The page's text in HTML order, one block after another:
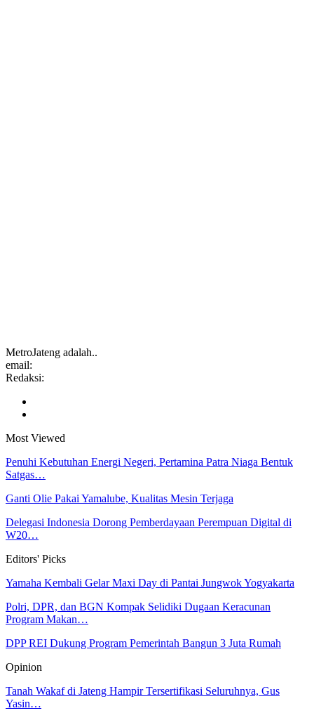
MetroJateng adalah..
email:
Redaksi:
Most Viewed
Penuhi Kebutuhan Energi Negeri, Pertamina Patra Niaga Bentuk
Satgas…
Ganti Olie Pakai Yamalube, Kualitas Mesin Terjaga
Delegasi Indonesia Dorong Pemberdayaan Perempuan Digital di
W20…
Editors' Picks
Yamaha Kembali Gelar Maxi Day di Pantai Jungwok Yogyakarta
Polri, DPR, dan BGN Kompak Selidiki Dugaan Keracunan
Program Makan…
DPP REI Dukung Program Pemerintah Bangun 3 Juta Rumah
Opinion
Tanah Wakaf di Jateng Hampir Tersertifikasi Seluruhnya, Gus
Yasin…